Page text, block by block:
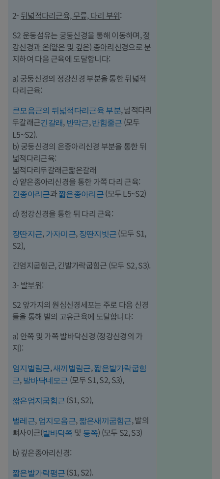
2- 뒤넓적다리근육, 무릎, 다리 부위:
S2 운동섬유는 궁둥신경을 통해 이동하며,정
강신경과 온(얕은 및 깊은) 종아리신경으로 분
지하여 다음 근육에 도달합니다:
a) 궁둥신경의 정강신경 부분을 통한 뒤넓적
다리근육:
큰모음근의 뒤넓적다리근육 부분, 넓적다리
두갈래근긴갈래,반막근,반힘줄근 (모두
L5~S2).
b) 궁둥신경의 온종아리신경 부분을 통한 뒤
넓적다리근육:
넓적다리두갈래근짧은갈래
c) 얕은종아리신경을 통한 가쪽 다리 근육:
긴종아리근과짧은종아리근(모두 L5~S2)
d) 정강신경을 통한 뒤 다리 근육:
장딴지근,가자미근,장딴지빗근(모두 S1,
S2),
긴엄지굽힘근, 긴발가락굽힘근 (모두 S2, S3).
3- 발부위:
S2 앞가지의 원심신경세포는 주로 다음 신경
들을 통해 발의 고유근육에 도달합니다:
a) 안쪽 및 가쪽 발바닥신경 (정강신경의 가
지):
엄지벌림근,새끼벌림근,짧은발가락굽힘
근,발바닥네모근 (모두 S1, S2, S3),
짧은엄지굽힘근(S1, S2),
벌레근,엄지모음근,짧은새끼굽힘근, 발의
뼈사이근(발바닥쪽 및 등쪽) (모두 S2, S3)
b) 깊은종아리신경:
짧은발가락폄근(S1, S2).